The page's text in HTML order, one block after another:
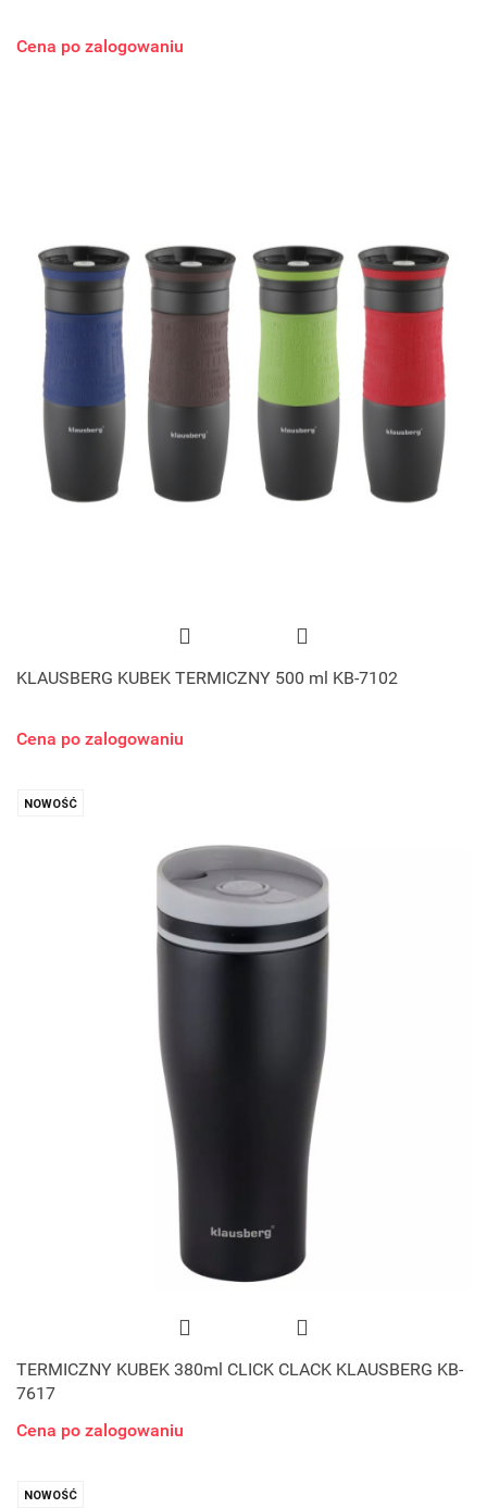
Cena po zalogowaniu
KLAUSBERG KUBEK TERMICZNY 500 ml KB-7102
Cena po zalogowaniu
NOWOŚĆ
TERMICZNY KUBEK 380ml CLICK CLACK KLAUSBERG KB-
7617
Cena po zalogowaniu
NOWOŚĆ